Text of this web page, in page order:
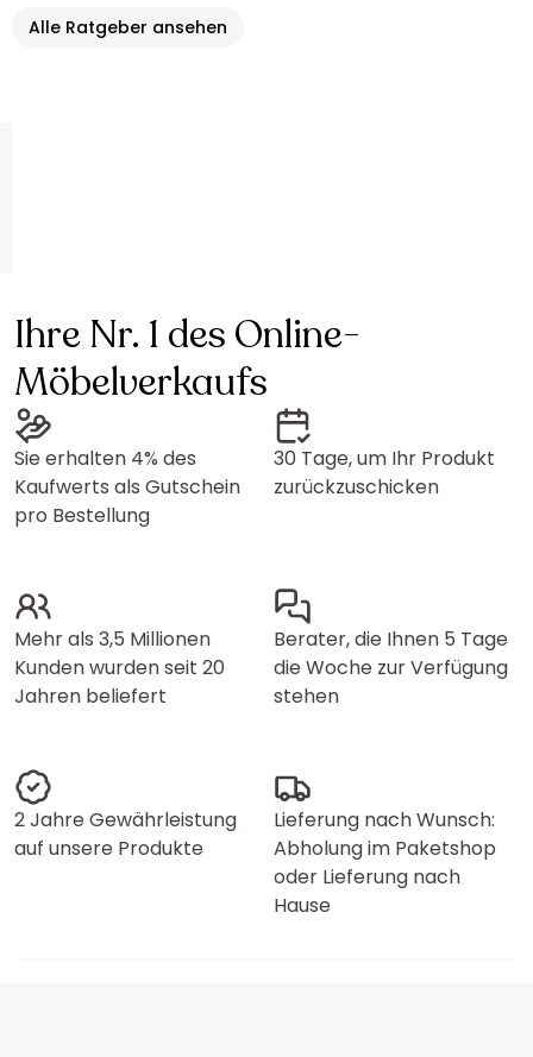
Alle Ratgeber ansehen
Ihre Nr. 1 des Online-
Möbelverkaufs
Sie erhalten 4% des
Kaufwerts als Gutschein
pro Bestellung
30 Tage, um Ihr Produkt
zurückzuschicken
Mehr als 3,5 Millionen
Kunden wurden seit 20
Jahren beliefert
Berater, die Ihnen 5 Tage
die Woche zur Verfügung
stehen
2 Jahre Gewährleistung
auf unsere Produkte
Lieferung nach Wunsch:
Abholung im Paketshop
oder Lieferung nach
Hause